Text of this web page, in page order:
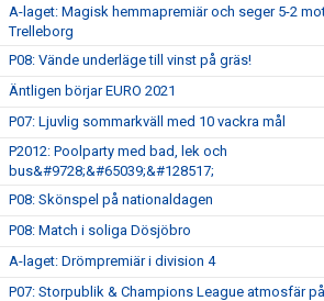
A-laget: Magisk hemmapremiär och seger 5-2
Trelleborg
P08: Vände underläge till vinst på gräs!
Äntligen börjar EURO 2021
P07: Ljuvlig sommarkväll med 10 vackra mål
P2012: Poolparty med bad, lek och
bus&#9728;&#65039;&#128517;
P08: Skönspel på nationaldagen
P08: Match i soliga Dösjöbro
A-laget: Drömpremiär i division 4
P07: Storpublik & Champions League atmosfär